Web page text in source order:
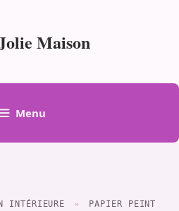
Maison
Menu
INTÉRIEURE »
PAPIER PEINT